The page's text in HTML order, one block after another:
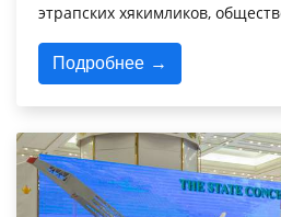
этрапских хякимликов,
Подробнее →